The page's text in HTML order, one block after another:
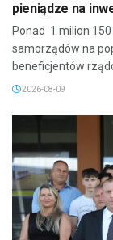
pieniądze na
Ponad 1 milion
samorządów na
beneficjentów
2026-08-09